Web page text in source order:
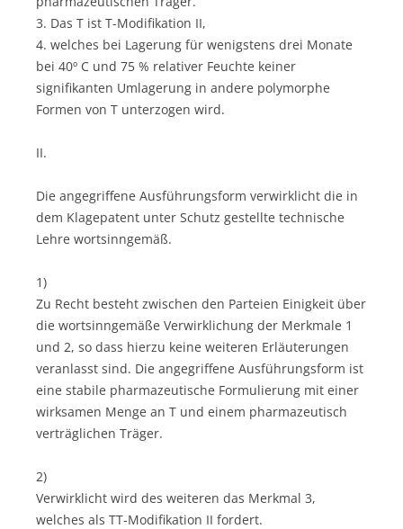
3. Das T ist T-Modifikation II,
4. welches bei Lagerung für wenigstens drei Monate
bei 40º C und 75 % relativer Feuchte keiner
signifikanten Umlagerung in andere polymorphe
Formen von T unterzogen wird.
II.
Die angegriffene Ausführungsform verwirklicht die in
dem Klagepatent unter Schutz gestellte technische
Lehre wortsinngemäß.
1)
Zu Recht besteht zwischen den Parteien Einigkeit über
die wortsinngemäße Verwirklichung der Merkmale 1
und 2, so dass hierzu keine weiteren Erläuterungen
veranlasst sind. Die angegriffene Ausführungsform ist
eine stabile pharmazeutische Formulierung mit einer
wirksamen Menge an T und einem pharmazeutisch
verträglichen Träger.
2)
Verwirklicht wird des weiteren das Merkmal 3,
welches als TT-Modifikation II fordert.